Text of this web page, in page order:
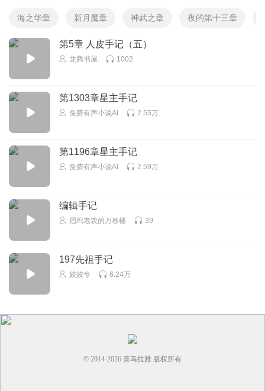
海之华章 新月魔章 神武之章 夜的第十三章
第5章 人皮手记（五）
龙腾书屋 1002
第1303章星主手记
免费有声小说AI 2.55万
第1196章星主手记
免费有声小说AI 2.59万
编辑手记
眉坞老农的万卷楼 39
197先祖手记
姣姣兮 6.24万
© 2014-2026 喜马拉雅 版权所有